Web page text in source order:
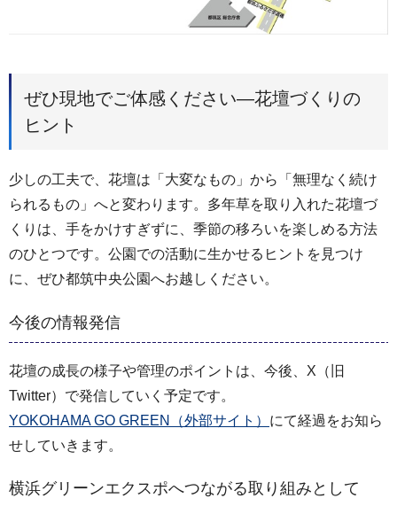
ぜひ現地でご体感ください―花壇づくりの
ヒント
少しの工夫で、花壇は「大変なもの」から「無理なく続け
られるもの」へと変わります。多年草を取り入れた花壇づ
くりは、手をかけすぎずに、季節の移ろいを楽しめる方法
のひとつです。公園での活動に生かせるヒントを見つけ
に、ぜひ都筑中央公園へお越しください。
今後の情報発信
花壇の成長の様子や管理のポイントは、今後、X（旧
Twitter）で発信していく予定です。
YOKOHAMA GO GREEN（外部サイト） にて経過をお知ら
せしていきます。
横浜グリーンエクスポへつながる取り組みとして